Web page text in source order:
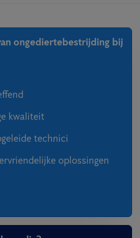
ongediertebestrijding bij
kwaliteit
technici
oplossingen